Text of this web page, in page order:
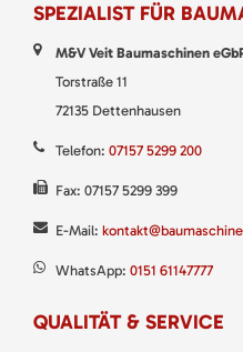
SPEZIALIST FÜR
M&V Veit Baumaschinen
Torstraße 11
72135 Dettenhausen
Telefon: 07157 5299 200
Fax: 07157 5299 399
E-Mail:
WhatsApp: 0151 61147777
QUALITÄT & SERVICE